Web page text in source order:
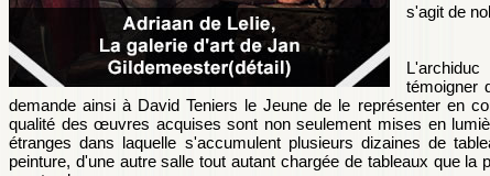
s'agit de
L'archiduc
témoigner
demande ainsi à David Teniers le Jeune de le représenter en
qualité des œuvres acquises sont non seulement mises en
étranges dans laquelle s'accumulent plusieurs dizaines de
peinture, d'une autre salle tout autant chargée de tableaux que